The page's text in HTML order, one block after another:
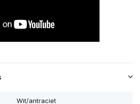
Wit/antraciet